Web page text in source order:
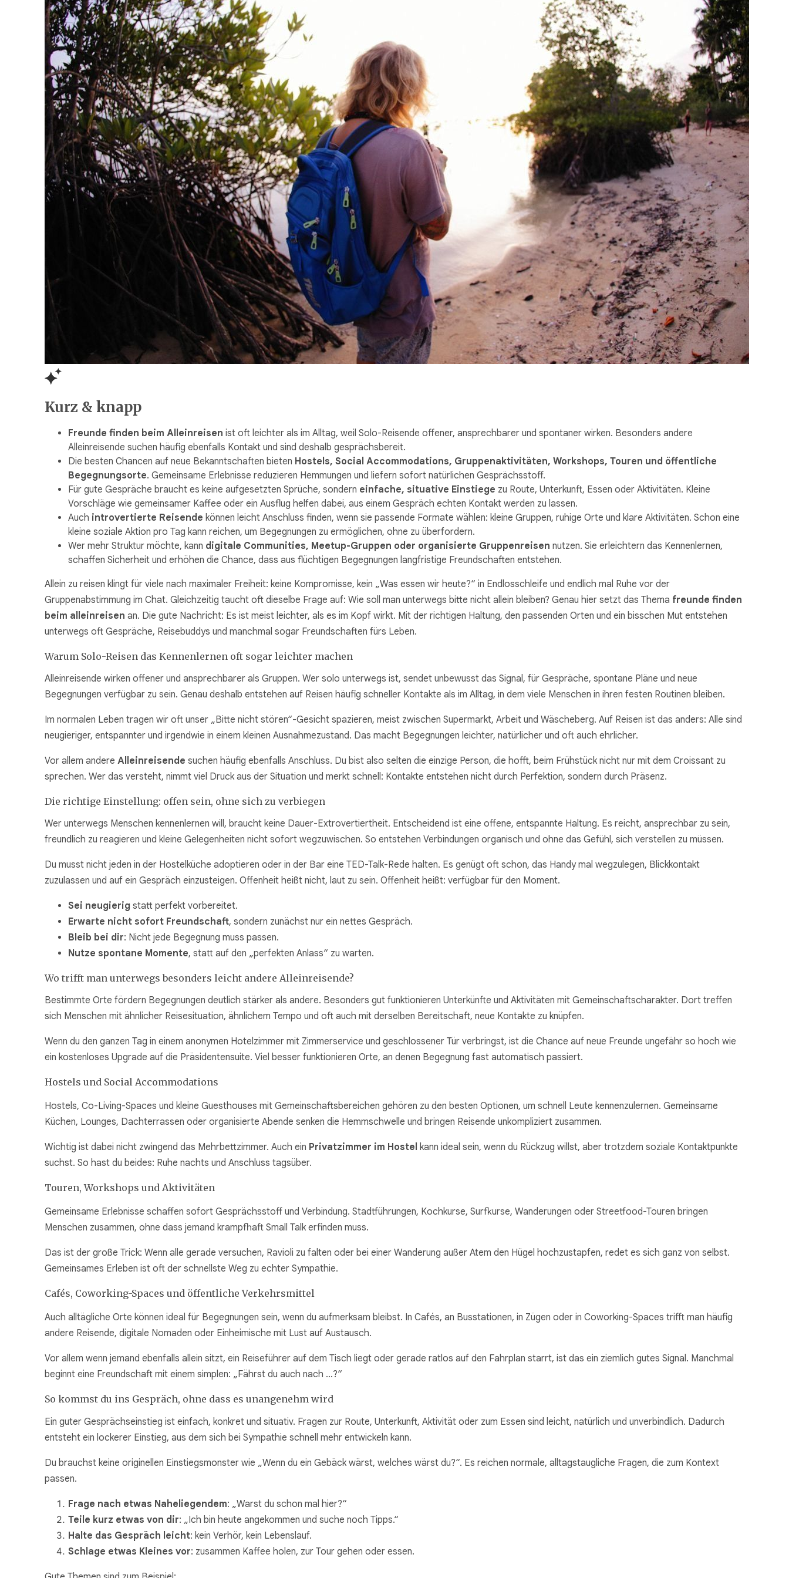
Kurz & knapp
Freunde finden beim Alleinreisen ist oft leichter als im Alltag, weil Solo-Reisende offener, ansprechbarer und spontaner wirken. Besonders andere
Alleinreisende suchen häufig ebenfalls Kontakt und sind deshalb gesprächsbereit.
Die besten Chancen auf neue Bekanntschaften bieten Hostels, Social Accommodations, Gruppenaktivitäten, Workshops, Touren und öffentliche
Begegnungsorte. Gemeinsame Erlebnisse reduzieren Hemmungen und liefern sofort natürlichen Gesprächsstoff.
Für gute Gespräche braucht es keine aufgesetzten Sprüche, sondern einfache, situative Einstiege zu Route, Unterkunft, Essen oder Aktivitäten. Kleine
Vorschläge wie gemeinsamer Kaffee oder ein Ausflug helfen dabei, aus einem Gespräch echten Kontakt werden zu lassen.
Auch introvertierte Reisende können leicht Anschluss finden, wenn sie passende Formate wählen: kleine Gruppen, ruhige Orte und klare Aktivitäten. Schon eine
kleine soziale Aktion pro Tag kann reichen, um Begegnungen zu ermöglichen, ohne zu überfordern.
Wer mehr Struktur möchte, kann digitale Communities, Meetup-Gruppen oder organisierte Gruppenreisen nutzen. Sie erleichtern das Kennenlernen,
schaffen Sicherheit und erhöhen die Chance, dass aus flüchtigen Begegnungen langfristige Freundschaften entstehen.
Allein zu reisen klingt für viele nach maximaler Freiheit: keine Kompromisse, kein „Was essen wir heute?“ in Endlosschleife und endlich mal Ruhe vor der
Gruppenabstimmung im Chat. Gleichzeitig taucht oft dieselbe Frage auf: Wie soll man unterwegs bitte nicht allein bleiben? Genau hier setzt das Thema freunde finden
beim alleinreisen an. Die gute Nachricht: Es ist meist leichter, als es im Kopf wirkt. Mit der richtigen Haltung, den passenden Orten und ein bisschen Mut entstehen
unterwegs oft Gespräche, Reisebuddys und manchmal sogar Freundschaften fürs Leben.
Warum Solo-Reisen das Kennenlernen oft sogar leichter machen
Alleinreisende wirken offener und ansprechbarer als Gruppen. Wer solo unterwegs ist, sendet unbewusst das Signal, für Gespräche, spontane Pläne und neue
Begegnungen verfügbar zu sein. Genau deshalb entstehen auf Reisen häufig schneller Kontakte als im Alltag, in dem viele Menschen in ihren festen Routinen bleiben.
Im normalen Leben tragen wir oft unser „Bitte nicht stören“-Gesicht spazieren, meist zwischen Supermarkt, Arbeit und Wäscheberg. Auf Reisen ist das anders: Alle sind
neugieriger, entspannter und irgendwie in einem kleinen Ausnahmezustand. Das macht Begegnungen leichter, natürlicher und oft auch ehrlicher.
Vor allem andere Alleinreisende suchen häufig ebenfalls Anschluss. Du bist also selten die einzige Person, die hofft, beim Frühstück nicht nur mit dem Croissant zu
sprechen. Wer das versteht, nimmt viel Druck aus der Situation und merkt schnell: Kontakte entstehen nicht durch Perfektion, sondern durch Präsenz.
Die richtige Einstellung: offen sein, ohne sich zu verbiegen
Wer unterwegs Menschen kennenlernen will, braucht keine Dauer-Extrovertiertheit. Entscheidend ist eine offene, entspannte Haltung. Es reicht, ansprechbar zu sein,
freundlich zu reagieren und kleine Gelegenheiten nicht sofort wegzuwischen. So entstehen Verbindungen organisch und ohne das Gefühl, sich verstellen zu müssen.
Du musst nicht jeden in der Hostelküche adoptieren oder in der Bar eine TED-Talk-Rede halten. Es genügt oft schon, das Handy mal wegzulegen, Blickkontakt
zuzulassen und auf ein Gespräch einzusteigen. Offenheit heißt nicht, laut zu sein. Offenheit heißt: verfügbar für den Moment.
Sei neugierig statt perfekt vorbereitet.
Erwarte nicht sofort Freundschaft, sondern zunächst nur ein nettes Gespräch.
Bleib bei dir: Nicht jede Begegnung muss passen.
Nutze spontane Momente, statt auf den „perfekten Anlass“ zu warten.
Wo trifft man unterwegs besonders leicht andere Alleinreisende?
Bestimmte Orte fördern Begegnungen deutlich stärker als andere. Besonders gut funktionieren Unterkünfte und Aktivitäten mit Gemeinschaftscharakter. Dort treffen
sich Menschen mit ähnlicher Reisesituation, ähnlichem Tempo und oft auch mit derselben Bereitschaft, neue Kontakte zu knüpfen.
Wenn du den ganzen Tag in einem anonymen Hotelzimmer mit Zimmerservice und geschlossener Tür verbringst, ist die Chance auf neue Freunde ungefähr so hoch wie
ein kostenloses Upgrade auf die Präsidentensuite. Viel besser funktionieren Orte, an denen Begegnung fast automatisch passiert.
Hostels und Social Accommodations
Hostels, Co-Living-Spaces und kleine Guesthouses mit Gemeinschaftsbereichen gehören zu den besten Optionen, um schnell Leute kennenzulernen. Gemeinsame
Küchen, Lounges, Dachterrassen oder organisierte Abende senken die Hemmschwelle und bringen Reisende unkompliziert zusammen.
Wichtig ist dabei nicht zwingend das Mehrbettzimmer. Auch ein Privatzimmer im Hostel kann ideal sein, wenn du Rückzug willst, aber trotzdem soziale Kontaktpunkte
suchst. So hast du beides: Ruhe nachts und Anschluss tagsüber.
Touren, Workshops und Aktivitäten
Gemeinsame Erlebnisse schaffen sofort Gesprächsstoff und Verbindung. Stadtführungen, Kochkurse, Surfkurse, Wanderungen oder Streetfood-Touren bringen
Menschen zusammen, ohne dass jemand krampfhaft Small Talk erfinden muss.
Das ist der große Trick: Wenn alle gerade versuchen, Ravioli zu falten oder bei einer Wanderung außer Atem den Hügel hochzustapfen, redet es sich ganz von selbst.
Gemeinsames Erleben ist oft der schnellste Weg zu echter Sympathie.
Cafés, Coworking-Spaces und öffentliche Verkehrsmittel
Auch alltägliche Orte können ideal für Begegnungen sein, wenn du aufmerksam bleibst. In Cafés, an Busstationen, in Zügen oder in Coworking-Spaces trifft man häufig
andere Reisende, digitale Nomaden oder Einheimische mit Lust auf Austausch.
Vor allem wenn jemand ebenfalls allein sitzt, ein Reiseführer auf dem Tisch liegt oder gerade ratlos auf den Fahrplan starrt, ist das ein ziemlich gutes Signal. Manchmal
beginnt eine Freundschaft mit einem simplen: „Fährst du auch nach …?“
So kommst du ins Gespräch, ohne dass es unangenehm wird
Ein guter Gesprächseinstieg ist einfach, konkret und situativ. Fragen zur Route, Unterkunft, Aktivität oder zum Essen sind leicht, natürlich und unverbindlich. Dadurch
entsteht ein lockerer Einstieg, aus dem sich bei Sympathie schnell mehr entwickeln kann.
Du brauchst keine originellen Einstiegsmonster wie „Wenn du ein Gebäck wärst, welches wärst du?“. Es reichen normale, alltagstaugliche Fragen, die zum Kontext
passen.
Frage nach etwas Naheliegendem: „Warst du schon mal hier?“
Teile kurz etwas von dir: „Ich bin heute angekommen und suche noch Tipps.“
Halte das Gespräch leicht: kein Verhör, kein Lebenslauf.
Schlage etwas Kleines vor: zusammen Kaffee holen, zur Tour gehen oder essen.